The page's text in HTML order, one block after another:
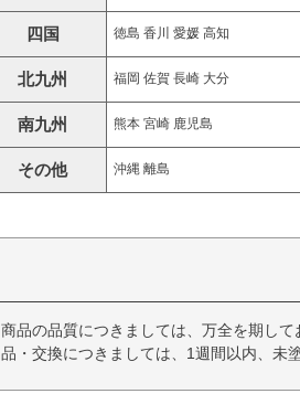
四国 徳島 香川 愛媛 高知
北九州 福岡 佐賀 長崎 大分
南九州 熊本 宮崎 鹿児島
その他 沖縄 離島
商品の品質につきましては、万全を期し
品・交換につきましては、1週間以内、未